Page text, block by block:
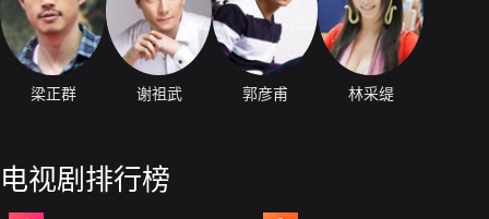
梁正群 谢祖武 郭彦甫 林采缇
电视剧排行榜